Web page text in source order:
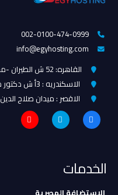
002-0100-474-0999
info@egyhosting.com
القاهره: 52 ش الطيران -مدينه نصر
الاسكندريه : 3أ ش دكتور مورسيون
الاقصر : ميدان صلاح الدين
الخدمات